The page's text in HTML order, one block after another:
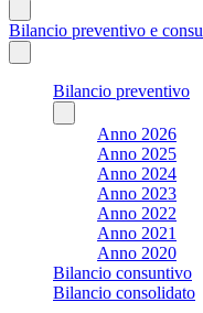
Bilancio preventivo e
Bilancio preventivo
Anno 2026
Anno 2025
Anno 2024
Anno 2023
Anno 2022
Anno 2021
Anno 2020
Bilancio consuntivo
Bilancio consolidato